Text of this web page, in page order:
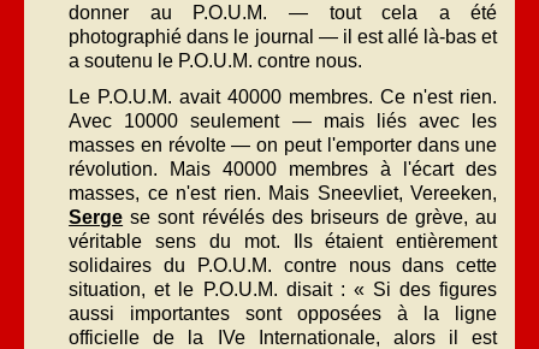
donner au P.O.U.M. — tout cela a été
photographié dans le journal — il est allé là-bas et
a soutenu le P.O.U.M. contre nous.
Le P.O.U.M. avait 40000 membres. Ce n'est rien.
Avec 10000 seulement — mais liés avec les
masses en révolte — on peut l'emporter dans une
révolution. Mais 40000 membres à l'écart des
masses, ce n'est rien. Mais Sneevliet, Vereeken,
Serge se sont révélés des briseurs de grève, au
véritable sens du mot. Ils étaient entièrement
solidaires du P.O.U.M. contre nous dans cette
situation, et le P.O.U.M. disait : « Si des figures
aussi importantes sont opposées à la ligne
officielle de la IVe Internationale, alors il est